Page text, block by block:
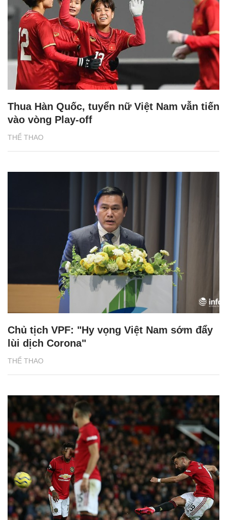
THỂ THAO
Thua Hàn Quốc, tuyển nữ Việt Nam vẫn tiến
vào vòng Play-off
THỂ THAO
Chủ tịch VPF: "Hy vọng Việt Nam sớm đẩy
lùi dịch Corona"